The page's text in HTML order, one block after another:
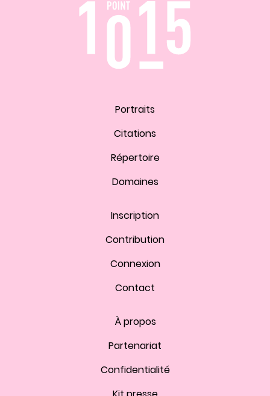
Portraits
Citations
Répertoire
Domaines
Inscription
Contribution
Connexion
Contact
À propos
Partenariat
Confidentialité